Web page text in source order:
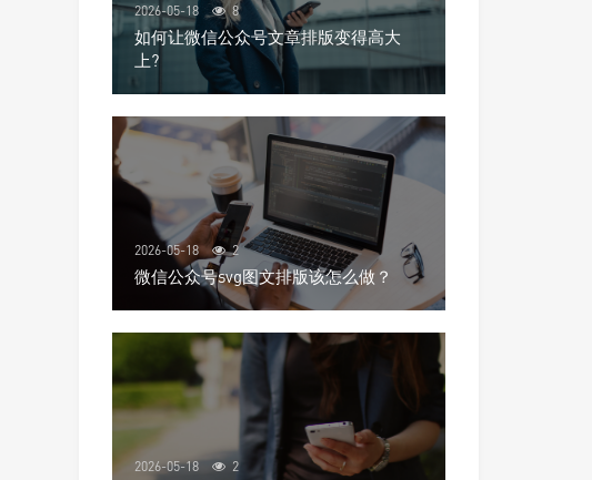
2026-05-18 8
如何让微信公众号文章排版变得高大
上?
2026-05-18 2
微信公众号svg图文排版该怎么做？
2026-05-18 2